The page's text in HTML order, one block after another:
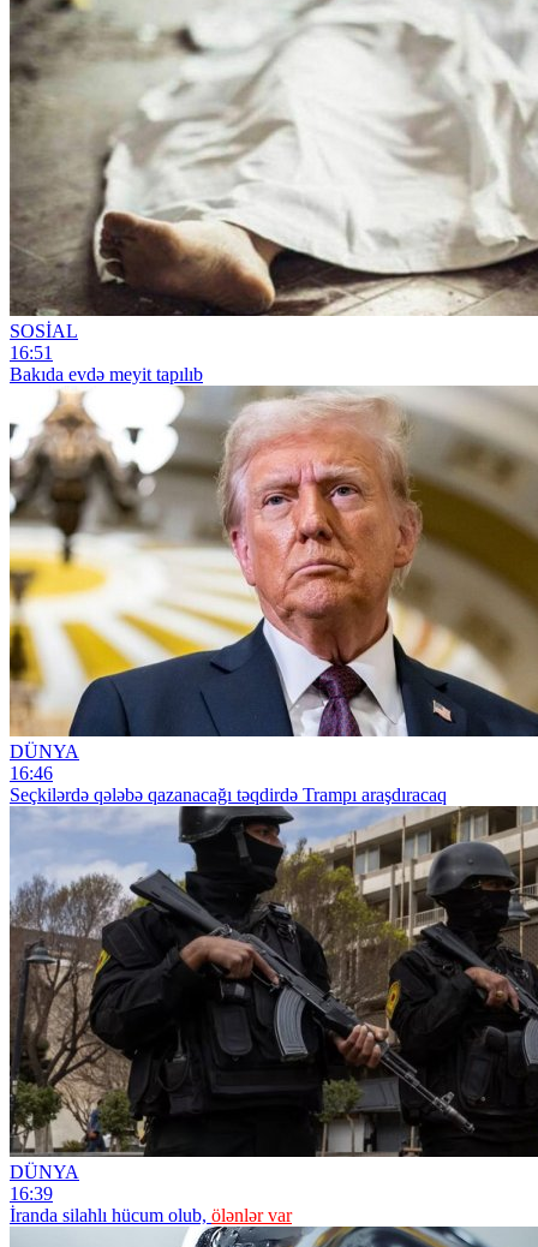
SOSİAL
16:51
Bakıda evdə meyit tapılıb
DÜNYA
16:46
Seçkilərdə qələbə qazanacağı təqdirdə Trampı araşdıracaq
DÜNYA
16:39
İranda silahlı hücum olub, ölənlər var